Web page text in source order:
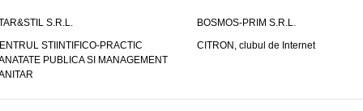
S.R.L.
BOSMOS-PRIM S.R.L.
STIINTIFICO-PRACTIC
PUBLICA SI MANAGEMENT
CITRON, clubul de Internet